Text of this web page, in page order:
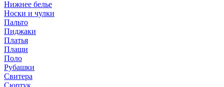
Нижнее белье
Носки и чулки
Пальто
Пиджаки
Платья
Плащи
Поло
Рубашки
Свитера
Сюртук